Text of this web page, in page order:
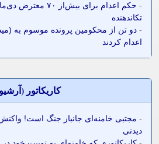
-
حکم اعدام برای
تکاندهنده
- دو تن از محکومین پرونده موسوم به
اعدام کردند
کاريکاتور
- مجتبی خامنه‌ای جانباز جنگ است! واکنش
دیدنی